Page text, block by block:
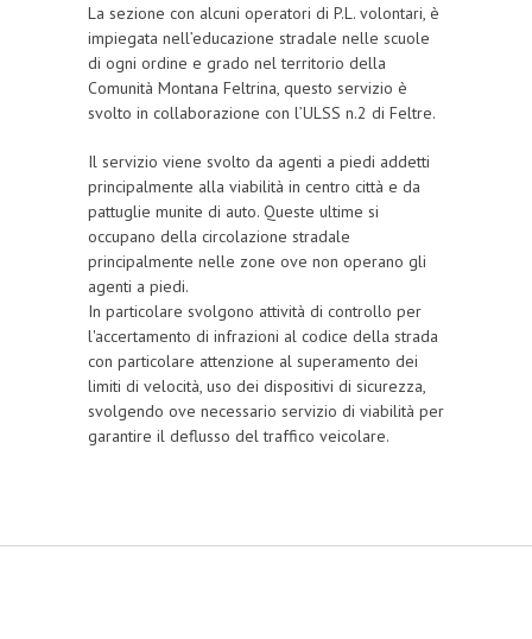
La sezione con alcuni operatori di P.L. volontari, è
impiegata nell’educazione stradale nelle scuole
di ogni ordine e grado nel territorio della
Comunità Montana Feltrina, questo servizio è
svolto in collaborazione con l’ULSS n.2 di Feltre.
Il servizio viene svolto da agenti a piedi addetti
principalmente alla viabilità in centro città e da
pattuglie munite di auto. Queste ultime si
occupano della circolazione stradale
principalmente nelle zone ove non operano gli
agenti a piedi.
In particolare svolgono attività di controllo per
l'accertamento di infrazioni al codice della strada
con particolare attenzione al superamento dei
limiti di velocità, uso dei dispositivi di sicurezza,
svolgendo ove necessario servizio di viabilità per
garantire il deflusso del traffico veicolare.